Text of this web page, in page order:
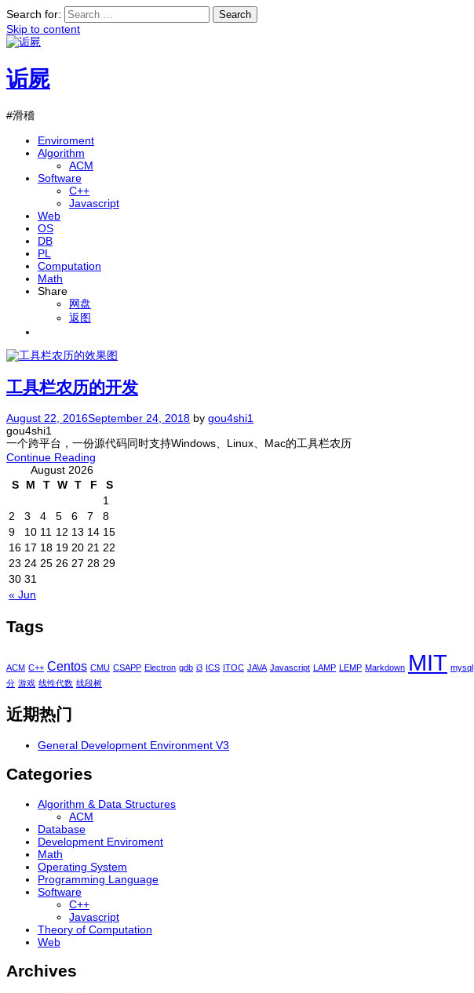
Search for:
Skip to content
诟屍
#滑稽
Enviroment
Algorithm
ACM
Software
C++
Javascript
Web
OS
DB
PL
Computation
Math
Share
网盘
返图
工具栏农历的开发
August 22, 2016September 24, 2018 by gou4shi1
gou4shi1
一个跨平台，一份源代码同时支持Windows、Linux、Mac的工具栏农历
Continue Reading
August 2026
S
M T W T F S
« Jun
1
2
3 4 5 6 7
8
9
10 11 12 13 14 15
16 17 18 19 20 21 22
23 24 25 26 27 28 29
30 31
Tags
ACM C++ Centos CMU CSAPP Electron gdb i3 ICS ITOC JAVA Javascript LAMP LEMP Markdown MIT mysql
分 游戏 线性代数 线段树
近期热门
General Development Environment V3
Categories
Algorithm & Data Structures
ACM
Database
Development Enviroment
Math
Operating System
Programming Language
Software
C++
Javascript
Theory of Computation
Web
Archives